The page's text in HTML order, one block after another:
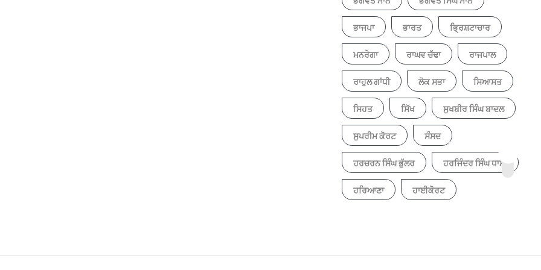
ਭਾਜਪਾ ਭਾਰਤ ਭ੍ਰਿਸ਼ਟਾਚਾਰ
ਮਨਰੇਗਾ ਰਾਘਵ ਚੱਢਾ ਰਾਜਪਾਲ
ਰਾਹੁਲ ਗਾਂਧੀ ਲੋਕ ਸਭਾ ਸਿਆਸਤ
ਸਿਹਤ ਸਿੱਖ ਸੁਖਬੀਰ ਸਿੰਘ ਬਾਦਲ
ਸੁਪਰੀਮ ਕੋਰਟ ਸੰਸਦ
ਹਰਚਰਨ ਸਿੰਘ ਭੁੱਲਰ ਹਰਜਿੰਦਰ ਸਿੰਘ ਧਾਮੀ
ਹਰਿਆਣਾ ਹਾਈਕੋਰਟ